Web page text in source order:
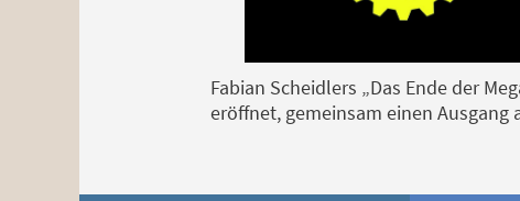
Fabian Scheidlers „Das Ende der
eröffnet, gemeinsam einen